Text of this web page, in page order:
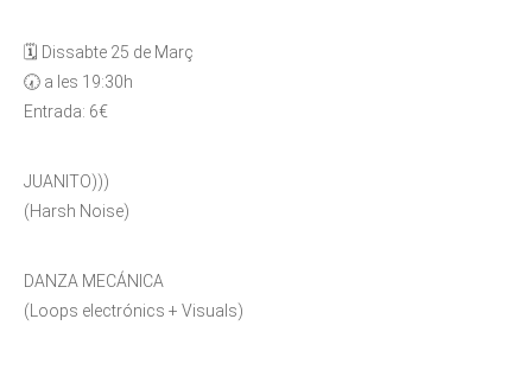
🗓️ Dissabte 25 de Març
🕢 a les 19:30h
Entrada: 6€
JUANITO)))
(Harsh Noise)
DANZA MECÁNICA
(Loops electrónics + Visuals)